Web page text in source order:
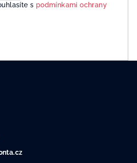
s podmínkami ochrany